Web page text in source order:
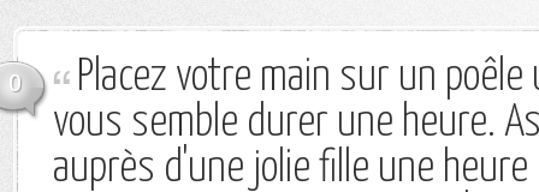
0
Placez votre main sur un
vous semble durer une heure.
auprès d'une jolie fille une